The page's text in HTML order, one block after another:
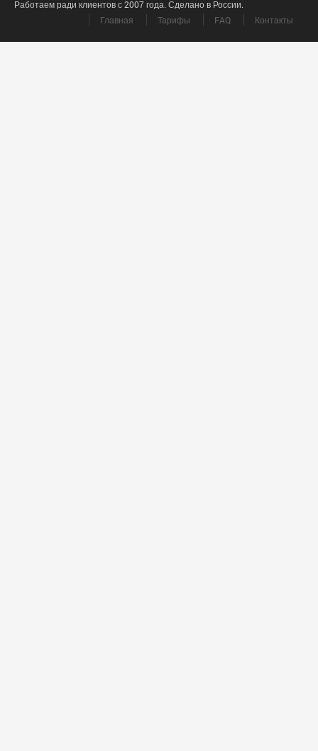
Работаем ради клиентов с 2007 года. Сделано в России.
Главная
Тарифы FAQ Контакты